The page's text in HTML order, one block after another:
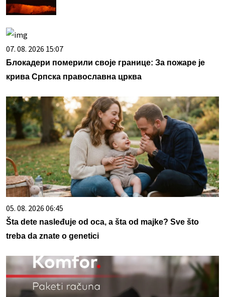
07. 08. 2026 15:07
Блокадери померили своје границе: За пожаре је
крива Српска православна црква
05. 08. 2026 06:45
Šta dete nasleđuje od oca, a šta od majke? Sve što
treba da znate o genetici